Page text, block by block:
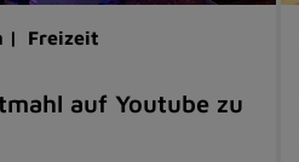
| Freizeit
auf Youtube zu